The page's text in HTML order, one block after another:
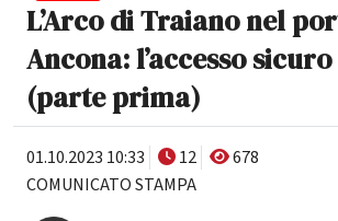
L’Arco di Traiano nel
Ancona: l’accesso
(parte prima)
01.10.2023 10:33 12
678
COMUNICATO STAMPA